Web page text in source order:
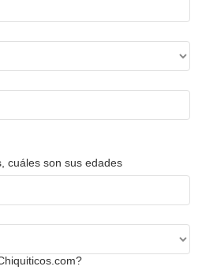
cuáles son sus edades